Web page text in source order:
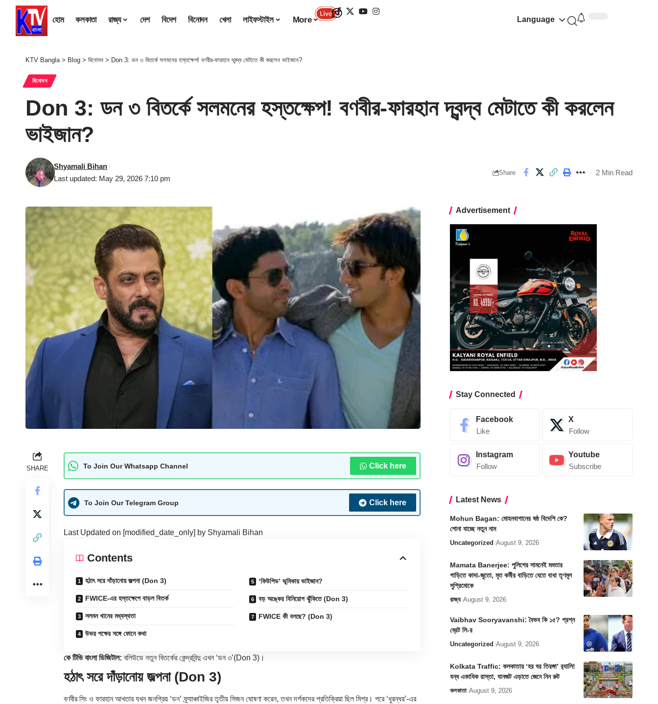
হোম কলকাতা রাজ্য দেশ বিদেশ বিনোদন খেলা লাইফস্টাইল More Language
KTV Bangla> Blog > বিনোদন > Don 3: ডন ৩ বিতর্কে সলমনের হস্তক্ষেপ! বণবীর-ফারহান দ্বন্দ্ব মেটাতে কী করলেন ভাইজান?
বিনোদন
Don 3: ডন ৩ বিতর্কে সলমনের হস্তক্ষেপ! বণবীর-ফারহান দ্বন্দ্ব মেটাতে কী করলেন
ভাইজান?
Last updated: May 29, 2026 7:10 pm
Shyamali Bihan
Share 2 Min Read
SHARE To Join Our Whatsapp Channel Click here
To Join Our Telegram Group Click here
Last Updated on [modified_date_only] by Shyamali Bihan
Contents
হঠাৎ সরে দাঁড়ানোয় জল্পনা (Don 3)
FWICE-এর হস্তক্ষেপে বাড়ল বিতর্ক
সলমন খানের মধ্যস্থতা
উভয় পক্ষের সঙ্গে ফোনে কথা
‘কিউপিড’ ভূমিকায় ভাইজান?
বড় অঙ্কের বিনিয়োগ ঝুঁকিতে (Don 3)
FWICE কী বলছে? (Don 3)
কে টিভি বাংলা ডিজিটাল: বলিউডে নতুন বিতর্কের কেন্দ্রবিন্দু এখন ‘ডন ৩’(Don 3)।
হঠাৎ সরে দাঁড়ানোয় জল্পনা (Don 3)
বণবীর সিং ও ফারহান আখতার যখন জনপ্রিয় ‘ডন’ ফ্র্যাঞ্চাইজির তৃতীয় সিজন ঘোষণা করেন, তখন দর্শকদের প্রতিক্রিয়া ছিল মিশ্র। পরে ‘ধুরন্ধর’-এর
Advertisement
Stay Connected
Facebook
Like
X
Follow
Instagram
Follow
Youtube
Subscribe
Latest News
Mohun Bagan: মোহনবাগানের ষষ্ঠ বিদেশি কে?
শোনা যাচ্ছে নতুন নাম
Uncategorized August 9, 2026
Mamata Banerjee: পুলিশের সামনেই মমতার
গাড়িতে কাদা-জুতো, মৃত কর্মীর বাড়িতে যেতে বাধা তৃণমূল
সুপ্রিমোকে
রাজ্য August 9, 2026
Vaibhav Sooryavanshi: বৈভব কি ১৫? প্রশ্ন
ব্রেট লি-র
Uncategorized August 9, 2026
Kolkata Traffic: কলকাতায় ‘হর ঘর তিরঙ্গা’ র‍্যালি!
বন্ধ একাধিক রাস্তা, যানজট এড়াতে জেনে নিন রুট
কলকাতা August 9, 2026